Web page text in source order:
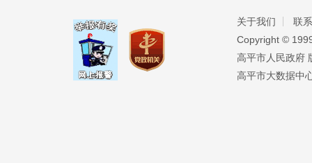
关于我们
联
Copyright ©️
高平市人民政府
高平市大数据